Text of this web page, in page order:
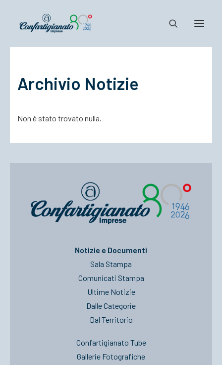
Confartigianato
Il Sistema
Archivio Notizie
Non è stato trovato nulla.
Notizie e Documenti
Sala Stampa
Comunicati Stampa
Ultime Notizie
Dalle Categorie
Dal Territorio
Confartigianato Tube
Gallerie Fotografiche